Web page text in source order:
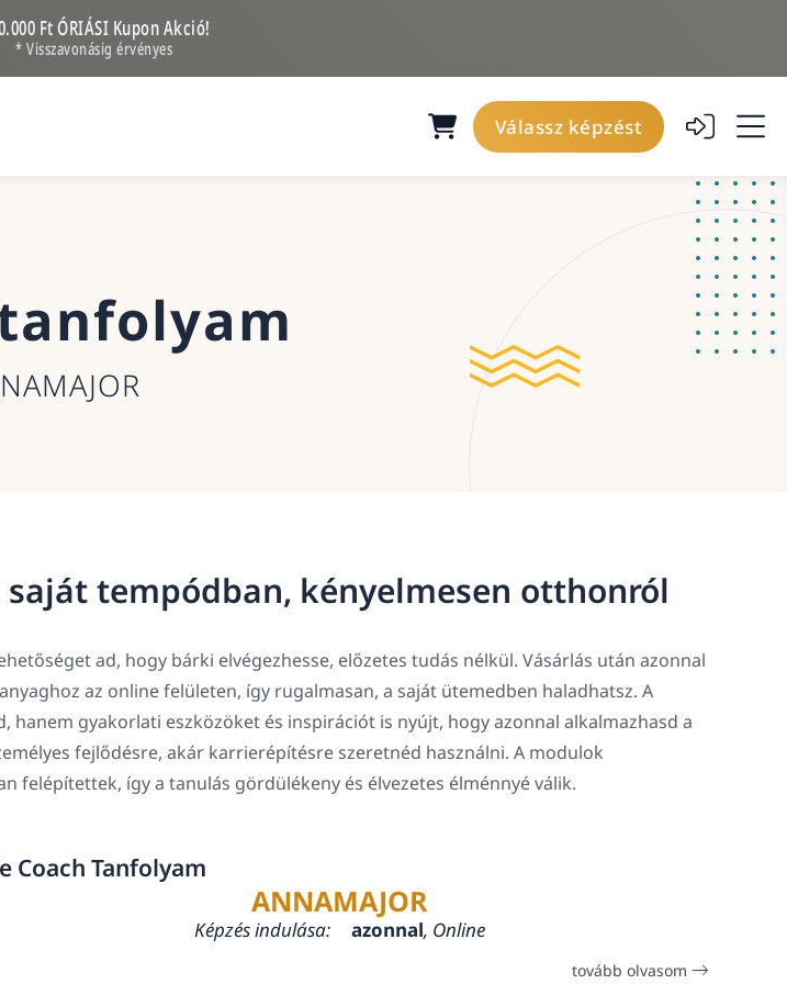
Ft ÓRIÁSI Kupon Akció!
* Visszavonásig érvényes
Válassz képzést
tempódban, kényelmesen otthonról
ad, hogy bárki elvégezhesse, előzetes tudás nélkül. Vásárlás után azonnal
az online felületen, így rugalmasan, a saját ütemedben haladhatsz. A
hanem gyakorlati eszközöket és inspirációt is nyújt, hogy azonnal alkalmazhasd a
fejlődésre, akár karrierépítésre szeretnéd használni. A modulok
felépítettek, így a tanulás gördülékeny és élvezetes élménnyé válik.
Coach Tanfolyam
ANNAMAJOR
Képzés indulása: azonnal, Online
tovább olvasom